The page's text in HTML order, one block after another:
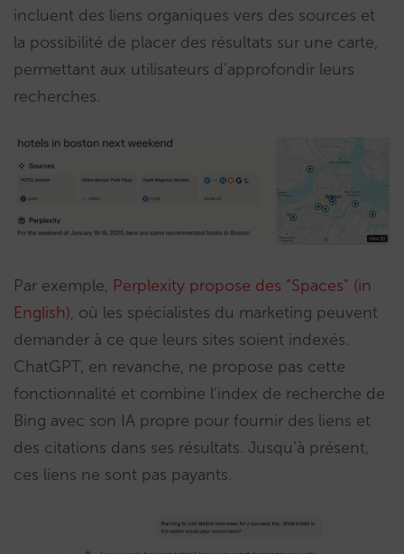
incluent des liens organiques vers des sources et
la possibilité de placer des résultats sur une carte,
permettant aux utilisateurs d’approfondir leurs
recherches.
Par exemple, Perplexity propose des “Spaces” (in
English), où les spécialistes du marketing peuvent
demander à ce que leurs sites soient indexés.
ChatGPT, en revanche, ne propose pas cette
fonctionnalité et combine l’index de recherche de
Bing avec son IA propre pour fournir des liens et
des citations dans ses résultats. Jusqu’à présent,
ces liens ne sont pas payants.